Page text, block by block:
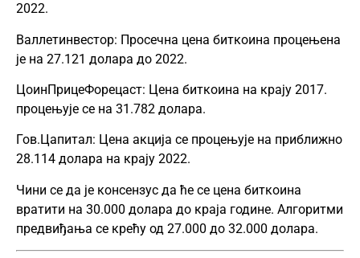
2022.
Валлетинвестор: Просечна цена биткоина процењена
је на 27.121 долара до 2022.
ЦоинПрицеФорецаст: Цена биткоина на крају 2017.
процењује се на 31.782 долара.
Гов.Цапитал: Цена акција се процењује на приближно
28.114 долара на крају 2022.
Чини се да је консензус да ће се цена биткоина
вратити на 30.000 долара до краја године. Алгоритми
предвиђања се крећу од 27.000 до 32.000 долара.